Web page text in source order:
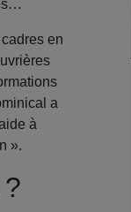
en
a
à
».